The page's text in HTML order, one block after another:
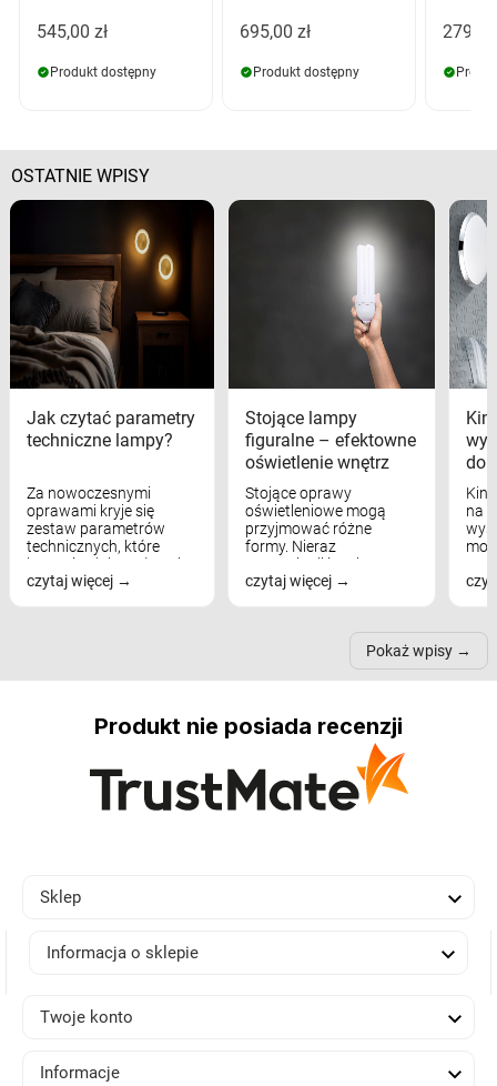
545,00 zł
Produkt dostępny
695,00 zł
Produkt dostępny
279,00
OSTATNIE WPISY
Jak czytać parametry
techniczne lampy?
Za nowoczesnymi
oprawami kryje się
zestaw parametrów
technicznych, które
bezpośrednio wpływają
na komfort widzenia,
czytaj więcej
Stojące lampy
figuralne – efektowne
oświetlenie wnętrz
Stojące oprawy
oświetleniowe mogą
przyjmować różne
formy. Nieraz
wspominaliśmy już
modele na łukowych
nich może przydać się w
czytaj więcej
na
Pokaż wpisy
Produkt nie posiada recenzji
Sklep 
Informacja o sklepie 
Twoje konto 
Informacje 